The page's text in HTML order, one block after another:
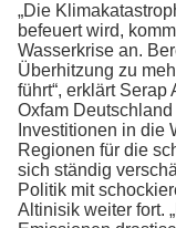
„Die
befeuert wird,
Wasserkrise an.
Überhitzung zu
führt“, erklärt
Oxfam
Investitionen in die
Regionen für die
sich ständig
Politik mit
Altinisik weiter fort.